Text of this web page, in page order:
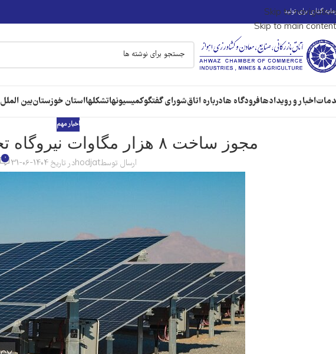
Skip to navigation
Skip to main content
گذاری برای تولید
اخبار و رویدادهافرودگاه هادرباره اتاقشورای گفتگوکمیسیونهاتشکلهااستان خوزستانبین الملل
اخبار مهم
مجوز ساخت ۸ هزار مگاوات نیروگاه تجدیدپذیر صادر شد
ارسال توسطhodjatدر تاریخ 1404-06-31 0